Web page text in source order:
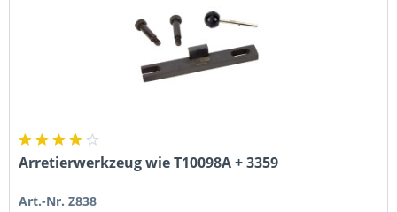
Arretierwerkzeug wie T10098A + 3359
Art.-Nr. Z838